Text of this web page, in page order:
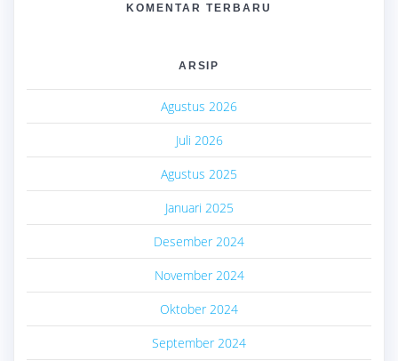
KOMENTAR TERBARU
ARSIP
Agustus 2026
Juli 2026
Agustus 2025
Januari 2025
Desember 2024
November 2024
Oktober 2024
September 2024